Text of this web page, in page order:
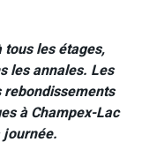
les étages,
les annales. Les
à Champex-Lac